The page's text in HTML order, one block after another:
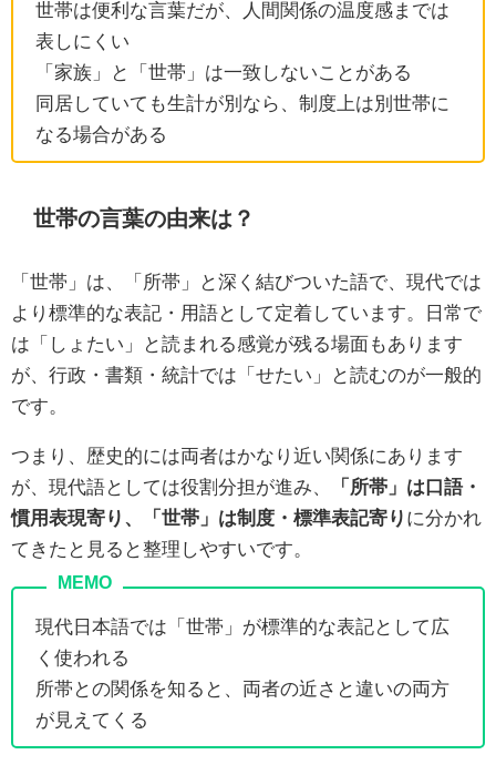
世帯は便利な言葉だが、人間関係の温度感までは
表しにくい
「家族」と「世帯」は一致しないことがある
同居していても生計が別なら、制度上は別世帯に
なる場合がある
世帯の言葉の由来は？
「世帯」は、「所帯」と深く結びついた語で、現代では
より標準的な表記・用語として定着しています。日常で
は「しょたい」と読まれる感覚が残る場面もあります
が、行政・書類・統計では「せたい」と読むのが一般的
です。
つまり、歴史的には両者はかなり近い関係にあります
が、現代語としては役割分担が進み、
「所帯」は口語・
慣用表現寄り、「世帯」は制度・標準表記寄り に分かれ
てきたと見ると整理しやすいです。
現代日本語では「世帯」が標準的な表記として広
く使われる
所帯との関係を知ると、両者の近さと違いの両方
が見えてくる